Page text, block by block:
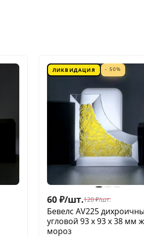
ЛИКВИДАЦИЯ - 50%
60 ₽/шт.120 ₽/шт.
Бевелс AV225
угловой 93 х 93 х 38 мм
мороз